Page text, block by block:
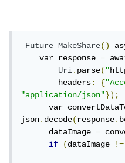
  final directory
=
return directory.
Future< Io.File>
async {
Future MakeShare()
    var response
=
Uri.parse("
        headers
: {
"application/json"});
var
json.decode(response.
      dataImage
=
if
(dataImage !=